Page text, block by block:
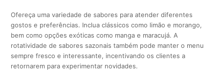
Ofereça uma variedade de sabores para atender diferentes
gostos e preferências. Inclua clássicos como limão e morango,
bem como opções exóticas como manga e maracujá. A
rotatividade de sabores sazonais também pode manter o menu
sempre fresco e interessante, incentivando os clientes a
retornarem para experimentar novidades.